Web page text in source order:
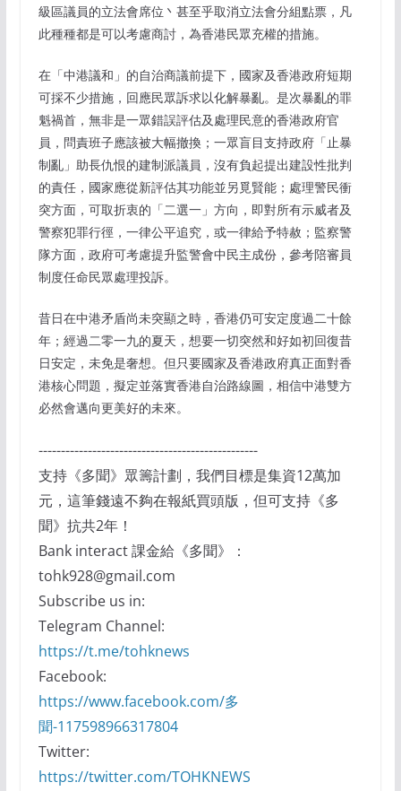
級區議員的立法會席位丶甚至乎取消立法會分組點票，凡
此種種都是可以考慮商討，為香港民眾充權的措施。
在「中港議和」的自治商議前提下，國家及香港政府短期
可採不少措施，回應民眾訴求以化解暴亂。是次暴亂的罪
魁禍首，無非是一眾錯誤評估及處理民意的香港政府官
員，問責班子應該被大幅撤換；一眾盲目支持政府「止暴
制亂」助長仇恨的建制派議員，沒有負起提出建設性批判
的責任，國家應從新評估其功能並另覓賢能；處理警民衝
突方面，可取折衷的「二選一」方向，即對所有示威者及
警察犯罪行徑，一律公平追究，或一律給予特赦；監察警
隊方面，政府可考慮提升監警會中民主成份，參考陪審員
制度任命民眾處理投訴。
昔日在中港矛盾尚未突顯之時，香港仍可安定度過二十餘
年；經過二零一九的夏天，想要一切突然和好如初回復昔
日安定，未免是奢想。但只要國家及香港政府真正面對香
港核心問題，擬定並落實香港自治路線圖，相信中港雙方
必然會邁向更美好的未來。
-------------------------------------------------
支持《多聞》眾籌計劃，我們目標是集資12萬加
元，這筆錢遠不夠在報紙買頭版，但可支持《多
聞》抗共2年！
Bank interact 課金給《多聞》：
tohk928@gmail.com
Subscribe us in:
Telegram Channel:
https://t.me/tohknews
Facebook:
https://www.facebook.com/多
聞-117598966317804
Twitter:
https://twitter.com/TOHKNEWS